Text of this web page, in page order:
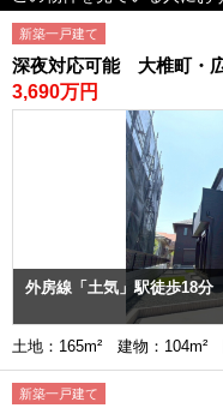
新築一戸建て
深夜対応可能 大椎町・
3,690万円
外房線「土気」駅徒歩18分
土地：165m² 建物：
新築一戸建て